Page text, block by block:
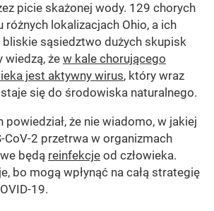
picie skażonej wody. 129 chorych
różnych lokalizacjach Ohio, a ich
sąsiedztwo dużych skupisk
wiedzą, że w kale chorującego
jest aktywny wirus, który wraz
się do środowiska naturalnego.
powiedział, że nie wiadomo, w jakiej
CoV-2 przetrwa w organizmach
będą reinfekcje od człowieka.
bo mogą wpłynąć na całą strategię
19.